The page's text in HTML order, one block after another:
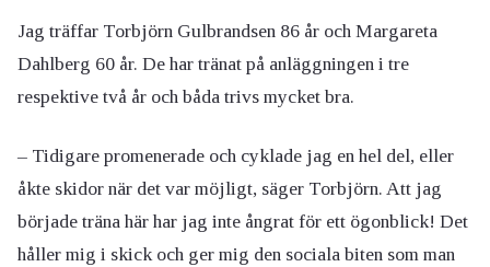
Jag träffar Torbjörn Gulbrandsen 86 år och Margareta
Dahlberg 60 år. De har tränat på anläggningen i tre
respektive två år och båda trivs mycket bra.
– Tidigare promenerade och cyklade jag en hel del, eller
åkte skidor när det var möjligt, säger Torbjörn. Att jag
började träna här har jag inte ångrat för ett ögonblick! Det
håller mig i skick och ger mig den sociala biten som man